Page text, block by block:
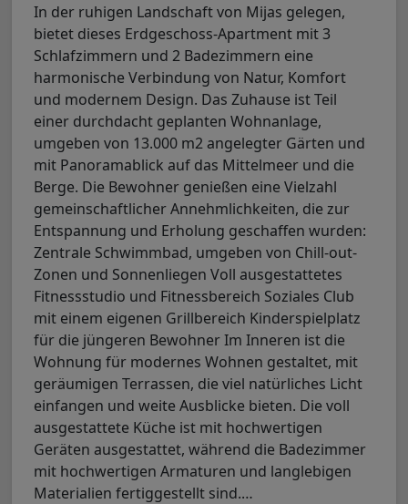
In der ruhigen Landschaft von Mijas gelegen,
bietet dieses Erdgeschoss-Apartment mit 3
Schlafzimmern und 2 Badezimmern eine
harmonische Verbindung von Natur, Komfort
und modernem Design. Das Zuhause ist Teil
einer durchdacht geplanten Wohnanlage,
umgeben von 13.000 m2 angelegter Gärten und
mit Panoramablick auf das Mittelmeer und die
Berge. Die Bewohner genießen eine Vielzahl
gemeinschaftlicher Annehmlichkeiten, die zur
Entspannung und Erholung geschaffen wurden:
Zentrale Schwimmbad, umgeben von Chill-out-
Zonen und Sonnenliegen Voll ausgestattetes
Fitnessstudio und Fitnessbereich Soziales Club
mit einem eigenen Grillbereich Kinderspielplatz
für die jüngeren Bewohner Im Inneren ist die
Wohnung für modernes Wohnen gestaltet, mit
geräumigen Terrassen, die viel natürliches Licht
einfangen und weite Ausblicke bieten. Die voll
ausgestattete Küche ist mit hochwertigen
Geräten ausgestattet, während die Badezimmer
mit hochwertigen Armaturen und langlebigen
Materialien fertiggestellt sind.…